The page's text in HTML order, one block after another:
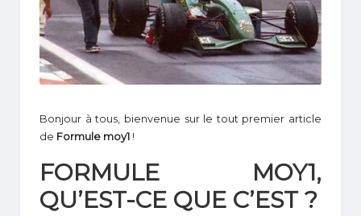
1
Bonjour à tous, bienvenue sur le tout premier article
de Formule moy1 !
FORMULE MOY1,
QU’EST-CE QUE C’EST ?